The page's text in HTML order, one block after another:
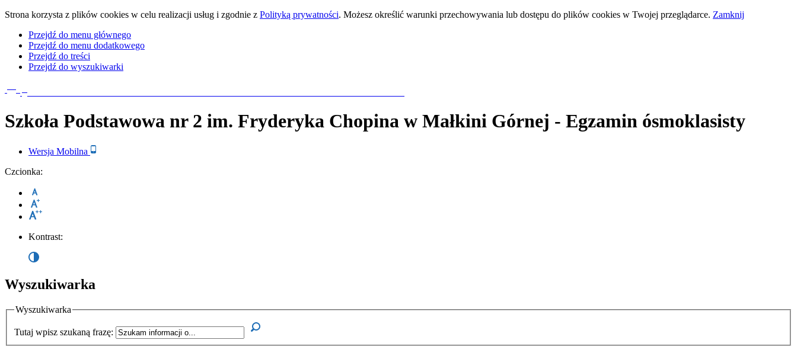
Strona korzysta z plików cookies w celu realizacji usług i zgodnie z Polityką prywatności. Możesz określić warunki przechowywania lub dostępu do plików cookies w Twojej przeglądarce. Zamknij
Przejdź do menu głównego
Przejdź do menu dodatkowego
Przejdź do treści
Przejdź do wyszukiwarki
Szkoła Podstawowa nr 2 im. Fryderyka Chopina w Małkini Górnej - Egzamin ósmoklasisty
Wersja Mobilna
Czcionka:
Kontrast:
Wyszukiwarka
Wyszukiwarka
Tutaj wpisz szukaną frazę: